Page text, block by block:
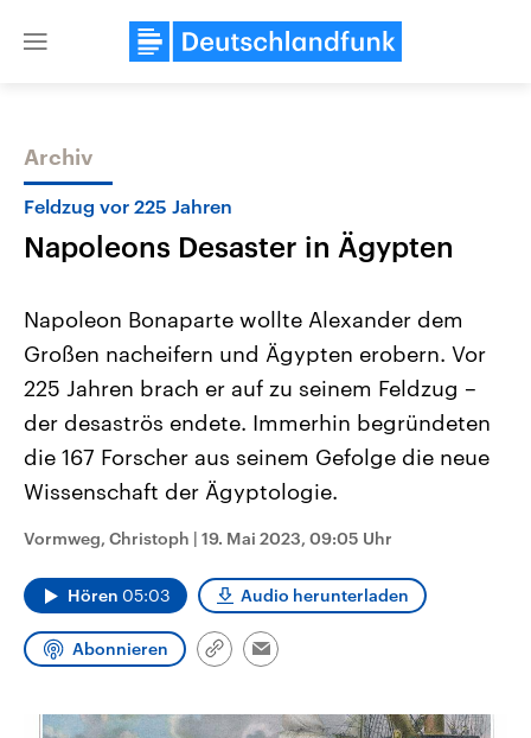
Close
Themen
Landtagswahl Sachsen-Anhalt
2026
Alle Informationen
Sachsen-Anhalt wählt am 6.
September 2026 einen neuen
Landtag. Seit 2021 wird das
Bundesland von einer Koalition aus
CDU, SPD und FDP regiert.-
Wahlprogramme, aktuelle Berichte
und Hintergründe zu den Parteien
Wahl.
USA
Aktuelle Beiträge,
Hintergründe
Wirtschaftlich und
gehören die Vereinigten
mit großem Einfluss auf
aktuelle Weltgeschehen.
Sendungen Programm Podcasts
Audio-Archiv
Archiv
Feldzug vor 225 Jahren
Napoleons Desaster in Ägypten
Napoleon Bonaparte wollte Alexander dem
Großen nacheifern und Ägypten erobern. Vor
225 Jahren brach er auf zu seinem Feldzug –
der desaströs endete. Immerhin begründeten
die 167 Forscher aus seinem Gefolge die neue
Wissenschaft der Ägyptologie.
Vormweg, Christoph | 19. Mai 2023, 09:05 Uhr
Hören 05:03 Audio herunterladen
Abonnieren
Link
Email